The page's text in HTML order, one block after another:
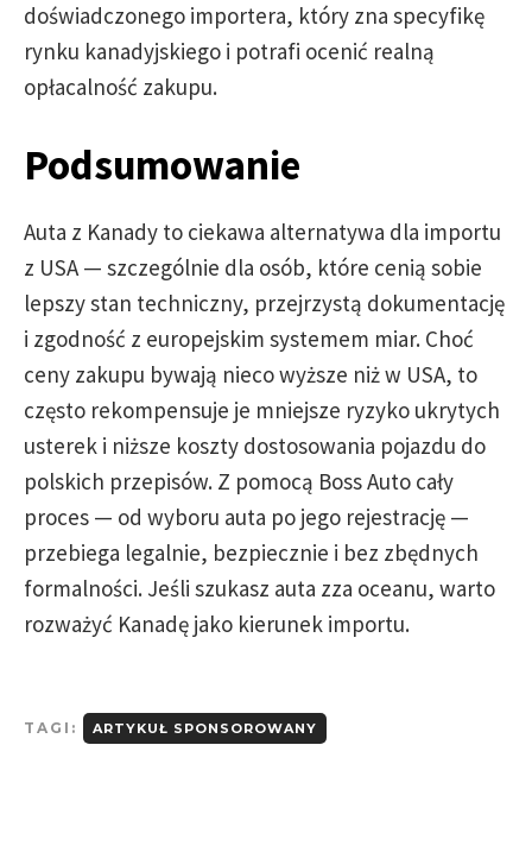
doświadczonego importera, który zna specyfikę
rynku kanadyjskiego i potrafi ocenić realną
opłacalność zakupu.
Podsumowanie
Auta z Kanady to ciekawa alternatywa dla importu
z USA — szczególnie dla osób, które cenią sobie
lepszy stan techniczny, przejrzystą dokumentację
i zgodność z europejskim systemem miar. Choć
ceny zakupu bywają nieco wyższe niż w USA, to
często rekompensuje je mniejsze ryzyko ukrytych
usterek i niższe koszty dostosowania pojazdu do
polskich przepisów. Z pomocą Boss Auto cały
proces — od wyboru auta po jego rejestrację —
przebiega legalnie, bezpiecznie i bez zbędnych
formalności. Jeśli szukasz auta zza oceanu, warto
rozważyć Kanadę jako kierunek importu.
TAGI: ARTYKUŁ SPONSOROWANY